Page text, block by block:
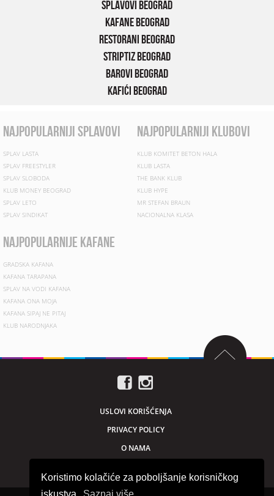
Koristimo kolačiće za poboljšanje korisničkog
Splavovi Beograd
Kafane Beograd
Restorani Beograd
Striptiz Beograd
Barovi Beograd
Kafići Beograd
najpopularniji splavovi
SPLAV LASTA
SPLAV FREESTYLER
SPLAV SLOBODA
KLUB MONEY BEOGRAD
SPLAV LETO
SPLAV SINDIKAT
najpopularniji klubovi
KLUB KOMITET BETON HALA
KLUB LASTA
THE BANK KLUB
KLUB HYPE
MR STEFAN BRAUN
NACIONALNA KLASA
najpopularnije kafane
GRADSKA KAFANA
KAFANA TARAPANA
SPLAV NA VODI KAFANA
KAFANA ONA MOJA
KAFANA SIPAJ NE PITAJ
KLUB NARODNJAKA
USLOVI KORIŠĆENJA
PRIVACY POLICY
O NAMA